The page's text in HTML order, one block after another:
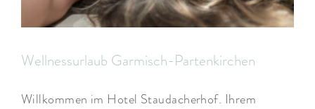
Wellnessurlaub Garmisch-Partenkirchen
Willkommen im Hotel Staudacherhof. Ihrem